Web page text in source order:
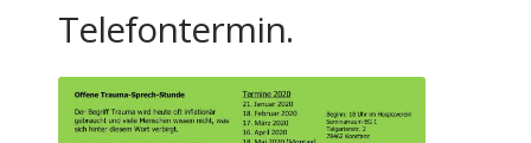
Telefontermin.